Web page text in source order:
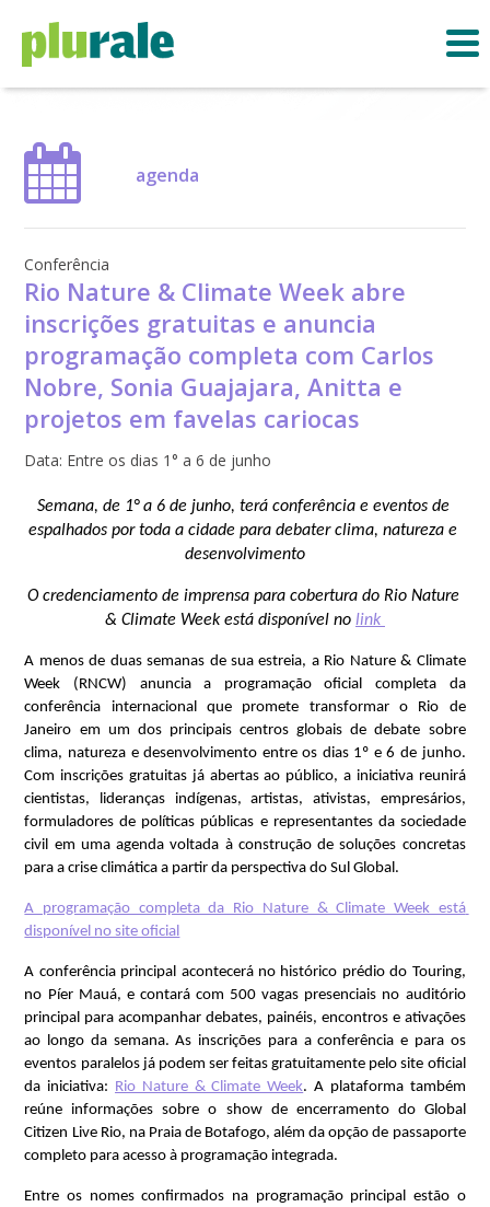
agenda
Conferência
Rio Nature & Climate Week abre
inscrições gratuitas e anuncia
programação completa com Carlos
Nobre, Sonia Guajajara, Anitta e
projetos em favelas cariocas
Data: Entre os dias 1° a 6 de junho
Semana, de 1° a 6 de junho, terá conferência e eventos de
espalhados por toda a cidade para debater clima, natureza e
desenvolvimento
O credenciamento de imprensa para cobertura do Rio Nature
& Climate Week está disponível no link
A menos de duas semanas de sua estreia, a Rio Nature & Climate
Week (RNCW) anuncia a programação oficial completa da
conferência internacional que promete transformar o Rio de
Janeiro em um dos principais centros globais de debate sobre
clima, natureza e desenvolvimento entre os dias 1º e 6 de junho.
Com inscrições gratuitas já abertas ao público, a iniciativa reunirá
cientistas, lideranças indígenas, artistas, ativistas, empresários,
formuladores de políticas públicas e representantes da sociedade
civil em uma agenda voltada à construção de soluções concretas
para a crise climática a partir da perspectiva do Sul Global.
A programação completa da Rio Nature & Climate Week está
disponível no site oficial
A conferência principal acontecerá no histórico prédio do Touring,
no Píer Mauá, e contará com 500 vagas presenciais no auditório
principal para acompanhar debates, painéis, encontros e ativações
ao longo da semana. As inscrições para a conferência e para os
eventos paralelos já podem ser feitas gratuitamente pelo site oficial
da iniciativa: Rio Nature & Climate Week. A plataforma também
reúne informações sobre o show de encerramento do Global
Citizen Live Rio, na Praia de Botafogo, além da opção de passaporte
completo para acesso à programação integrada.
Entre os nomes confirmados na programação principal estão o